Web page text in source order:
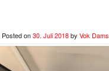
Posted on30. Juli 2018by Vok Dams